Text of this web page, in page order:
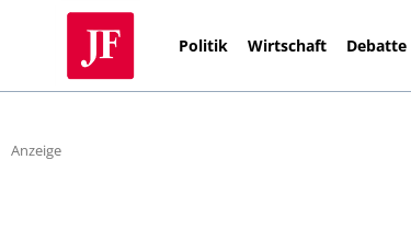
Politik Wirtschaft Debatte
Anzeige